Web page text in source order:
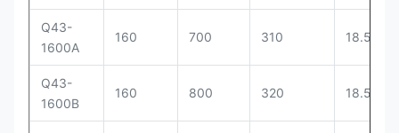
Q43-
1600A
160 700 310 18.5
Q43-
1600B
160 800 320 18.5